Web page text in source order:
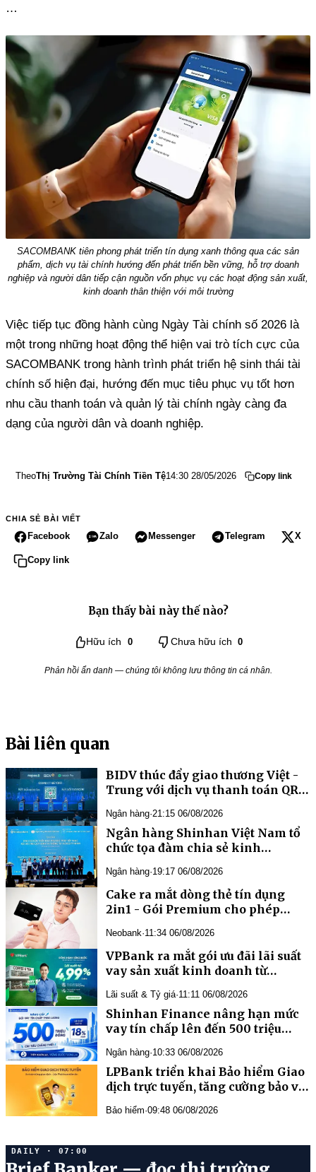
…
SACOMBANK tiên phong phát triển tín dụng xanh thông qua các sản
phẩm, dịch vụ tài chính hướng đến phát triển bền vững, hỗ trợ doanh
nghiệp và người dân tiếp cận nguồn vốn phục vụ các hoạt động sản xuất,
kinh doanh thân thiện với môi trường
Việc tiếp tục đồng hành cùng Ngày Tài chính số 2026 là
một trong những hoạt động thể hiện vai trò tích cực của
SACOMBANK trong hành trình phát triển hệ sinh thái tài
chính số hiện đại, hướng đến mục tiêu phục vụ tốt hơn
nhu cầu thanh toán và quản lý tài chính ngày càng đa
dạng của người dân và doanh nghiệp.
TheoThị Trường Tài Chính Tiền Tệ14:30 28/05/2026 Copy link
CHIA SẺ BÀI VIẾT
Facebook Zalo Messenger Telegram X
Copy link
Bạn thấy bài này thế nào?
Hữu ích 0 Chưa hữu ích 0
Phản hồi ẩn danh — chúng tôi không lưu thông tin cá nhân.
Bài liên quan
BIDV thúc đẩy giao thương Việt -
Trung với dịch vụ thanh toán QR
Ngân hàng·21:15 06/08/2026
Ngân hàng Shinhan Việt Nam tổ
chức tọa đàm chia sẻ kinh
xếp hạng nội bộ IRB
Ngân hàng·19:17 06/08/2026
Cake ra mắt dòng thẻ tín dụng
2in1 - Gói Premium cho phép
Neobank·11:34 06/08/2026
VPBank ra mắt gói ưu đãi lãi suất
vay sản xuất kinh doanh từ
Lãi suất & Tỷ giá·11:11 06/08/2026
Shinhan Finance nâng hạn mức
vay tín chấp lên đến 500 triệu
hàng trong mọi kế hoạch tài
chính
Ngân hàng·10:33 06/08/2026
LPBank triển khai Bảo hiểm Giao
dịch trực tuyến, tăng cường bảo vệ
lừa đảo số
Bảo hiểm·09:48 06/08/2026
DAILY · 07:00